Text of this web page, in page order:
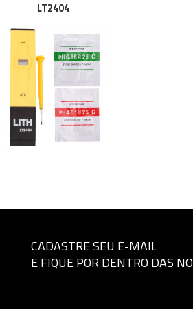
LT2404
CADASTRE SEU E-MAIL
E FIQUE POR DENTRO DAS